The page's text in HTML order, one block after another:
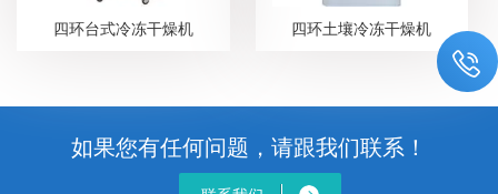
四环台式冷冻干燥机 四环土壤冷冻干燥机
如果您有任何问题，请跟我们联系！